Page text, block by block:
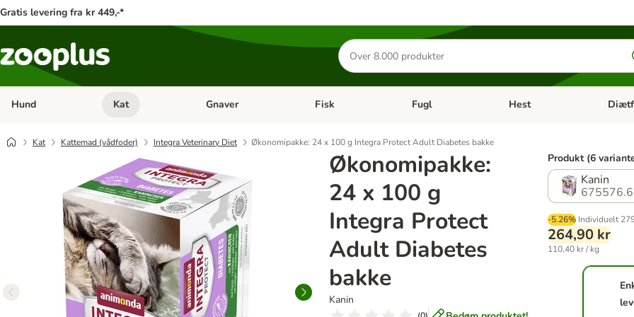
Gratis levering fra kr 449,-*
Søg
efter
produkter
Hund Åben kategori menu: Hund
Kat Åben kategori menu: Kat
Gnaver Åben kategori menu: Gnaver
Fisk Åben kategori menu: Fisk
Fugl Åben kategori menu: Fugl
Hest Åben
Kat Kattemad (vådfoder) Integra Veterinary Diet Økonomipakke: 24 x 100 g Integra Protect Adult Diabetes bakke
Økonomipakke:
24 x 100 g
Integra Protect
Adult Diabetes
bakke
Kanin
Produkt (6
Kanin
675576.6
-5.26% Individuelt
264,90 kr
110,40 kr / kg